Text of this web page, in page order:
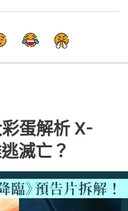
蛋解析 X-
滅亡？